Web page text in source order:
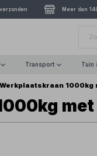
Meer dan
Transport Tuin
Werkplaatskraan